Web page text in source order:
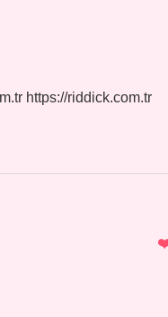
https://riddick.com.tr